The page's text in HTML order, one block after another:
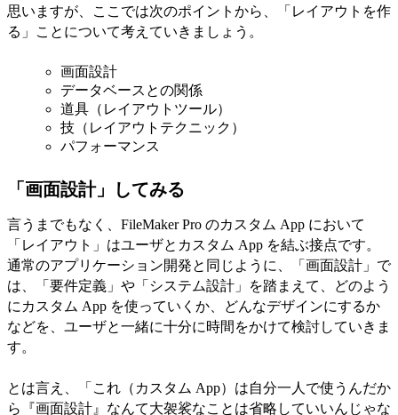
思いますが、ここでは次のポイントから、「レイアウトを作
る」ことについて考えていきましょう。
画面設計
データベースとの関係
道具（レイアウトツール）
技（レイアウトテクニック）
パフォーマンス
「画面設計」してみる
言うまでもなく、FileMaker Pro のカスタム App において
「レイアウト」はユーザとカスタム App を結ぶ接点です。
通常のアプリケーション開発と同じように、「画面設計」で
は、「要件定義」や「システム設計」を踏まえて、どのよう
にカスタム App を使っていくか、どんなデザインにするか
などを、ユーザと一緒に十分に時間をかけて検討していきま
す。
とは言え、「これ（カスタム App）は自分一人で使うんだか
ら『画面設計』なんて大袈裟なことは省略していいんじゃな